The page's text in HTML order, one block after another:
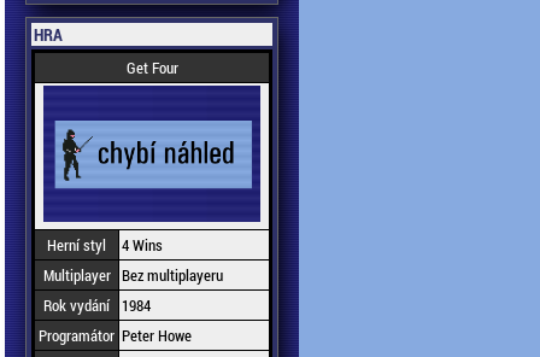
HRA
Get Four
Herní styl
4 Wins
Multiplayer Bez multiplayeru
Rok vydání
1984
Programátor Peter Howe